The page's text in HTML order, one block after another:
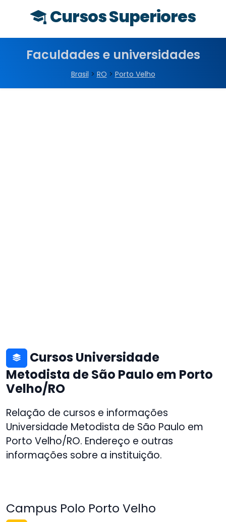
Cursos Superiores
Faculdades e universidades
Brasil > RO > Porto Velho
Cursos Universidade
Metodista de São Paulo em Porto
Velho/RO
Relação de cursos e informações
Universidade Metodista de São Paulo em
Porto Velho/RO. Endereço e outras
informações sobre a instituição.
Campus Polo Porto Velho